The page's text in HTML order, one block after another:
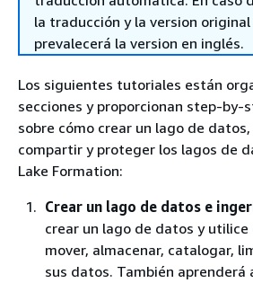
la traducción y la version
prevalecerá la version en inglés.
Los siguientes tutoriales están
secciones y proporcionan step-by-
sobre cómo crear un lago de
compartir y proteger los lagos de
Lake Formation:
Crear un lago de datos e
crear un lago de datos y utilice
mover, almacenar, catalogar,
sus datos. También aprenderá